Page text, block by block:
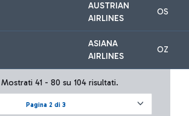
AUSTRIAN
AIRLINES
OS
ASIANA
AIRLINES
OZ
Pagina 2 di 3
Mostrati 41 - 80 su 104 risultati.